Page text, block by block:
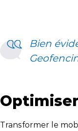
Bien
Transformer le